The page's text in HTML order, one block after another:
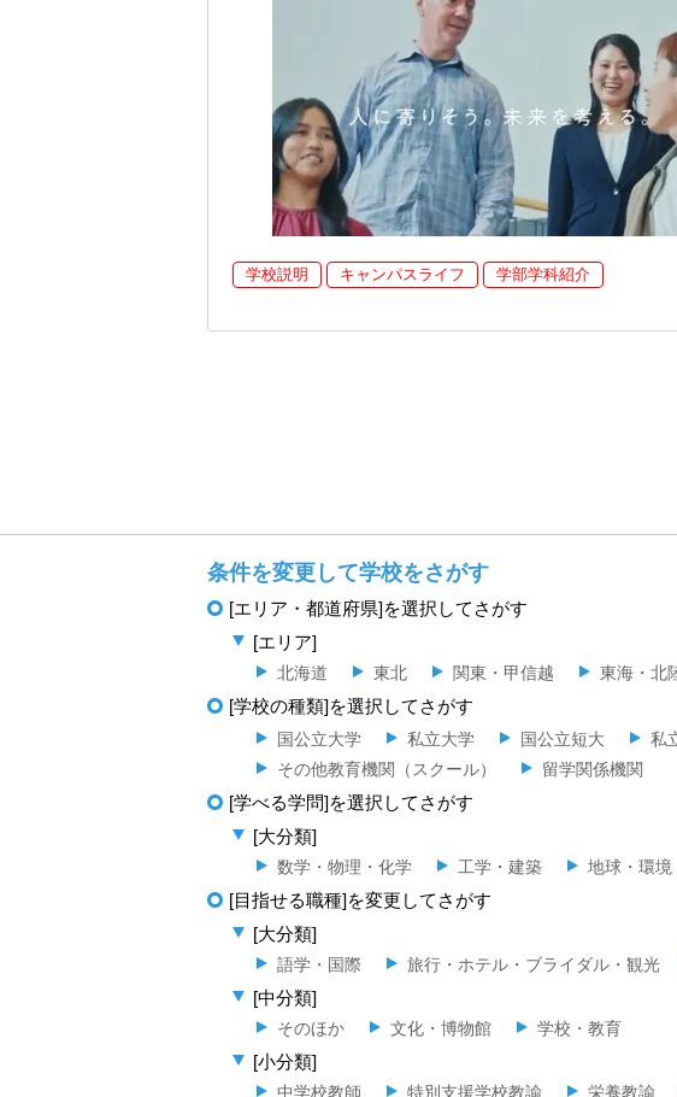
学校説明 キャンパスライフ 学部学科紹介
条件を変更して学校をさがす
[エリア・都道府県]を選択してさがす
[エリア]
北海道 東北 関東・甲信越 東海・北
[学校の種類]を選択してさがす
国公立大学 私立大学 国公立短大 私
その他教育機関（スクール）
留学関係機関
[学べる学問]を選択してさがす
[大分類]
数学・物理・化学 工学・建築 地球・環境
[目指せる職種]を変更してさがす
[大分類]
語学・国際 旅行・ホテル・ブライダル・観光
[中分類]
そのほか 文化・博物館 学校・教育
[小分類]
中学校教師 特別支援学校教諭 栄養教諭